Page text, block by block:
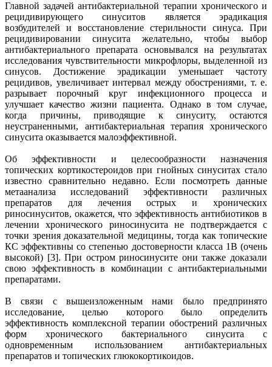
Главной задачей антибактериальной терапии хронического и
рецидивирующего синуситов является эрадикация
возбудителей и восстановление стерильности синуса. При
рецидивировании синусита желательно, чтобы выбор
антибактериального препарата основывался на результатах
исследования чувствительности микрофлоры, выделенной из
синусов. Достижение эрадикации уменьшает частоту
рецидивов, увеличивает интервал между обострениями, т. е.
разрывает порочный круг инфекционного процесса и
улучшает качество жизни пациента. Однако в том случае,
когда причины, приводящие к синуситу, остаются
неустраненными, антибактериальная терапия хронического
синусита оказывается малоэффективной.
Об эффективности и целесообразности назначения
топических кортикостероидов при гнойных синуситах стало
известно сравнительно недавно. Если посмотреть данные
метаанализа исследований эффективности различных
препаратов для лечения острых и хронических
риносинуситов, окажется, что эффективность антибиотиков в
лечении хронического риносинусита не подтверждается с
точки зрения доказательной медицины, тогда как топические
КС эффективны со степенью достоверности класса 1В (очень
высокой) [3]. При остром риносинусите они также доказали
свою эффективность в комбинации с антибактериальными
препаратами.
В связи с вышеизложенным нами было предпринято
исследование, целью которого было определить
эффективность комплексной терапии обострений различных
форм хронического бактериального синусита с
одновременным использованием антибактериальных
препаратов и топических глюкокортикоидов.